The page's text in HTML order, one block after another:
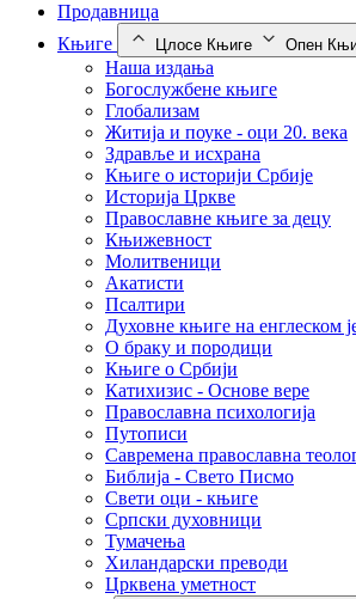
Продавница
Књиге
Цлосе Књиге Опен
Наша издања
Богослужбене књиге
Глобализам
Житија и поуке - оци 20. века
Здравље и исхрана
Књиге о историји Србије
Историја Цркве
Православне књиге за децу
Књижевност
Молитвеници
Акатисти
Псалтири
Духовне књиге на енглеском
О браку и породици
Књиге о Србији
Катихизис - Основе вере
Православна психологија
Путописи
Савремена православна
Библија - Свето Писмо
Свети оци - књиге
Српски духовници
Тумачења
Хиландарски преводи
Црквена уметност